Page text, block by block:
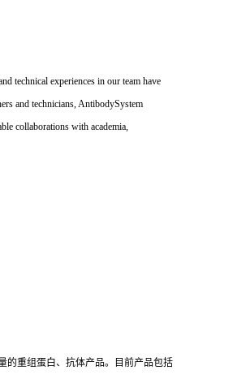
technical experiences in our team have
and technicians, AntibodySystem
collaborations with academia,
的重组蛋白、抗体产品。目前产品包括